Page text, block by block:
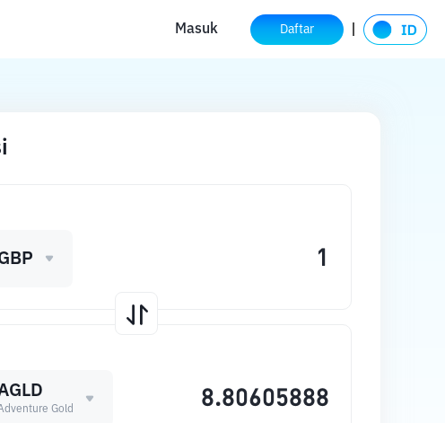
Masuk Daftar
Gold